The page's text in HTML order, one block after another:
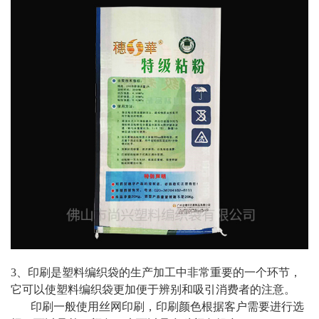
3、印刷是塑料编织袋的生产加工中非常重要的一个环节，
它可以使塑料编织袋更加便于辨别和吸引消费者的注意。
印刷一般使用丝网印刷，印刷颜色根据客户需要进行选